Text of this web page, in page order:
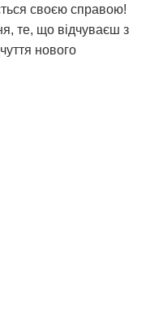
своєю справою!
те, що відчуваєш з
нового